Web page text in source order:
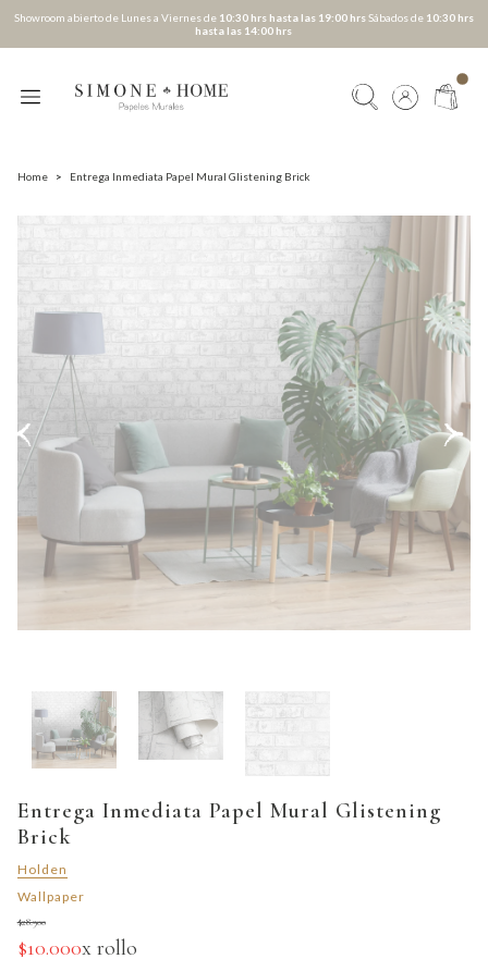
Showroom abierto de Lunes a Viernes de 10:30 hrs hasta las 19:00 hrsSábados de 10:30 hrs
hasta las 14:00 hrs
Home > Entrega Inmediata Papel Mural Glistening Brick
Entrega Inmediata Papel Mural Glistening
Brick
Holden
Wallpaper
$28.900
$10.000x rollo